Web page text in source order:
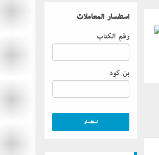
استفسار المعاملات
رقم الكتاب
بن كود